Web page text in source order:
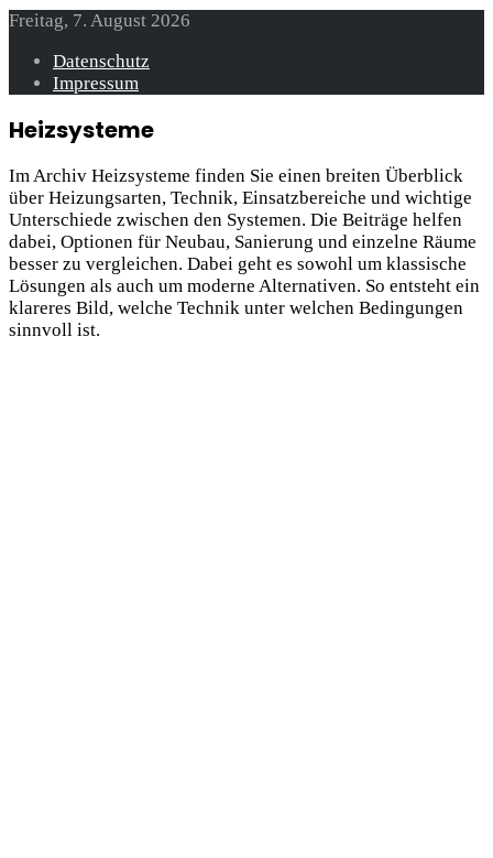
Freitag, 7. August 2026
Datenschutz
Impressum
Heizsysteme
Im Archiv Heizsysteme finden Sie einen breiten Überblick
über Heizungsarten, Technik, Einsatzbereiche und wichtige
Unterschiede zwischen den Systemen. Die Beiträge helfen
dabei, Optionen für Neubau, Sanierung und einzelne Räume
besser zu vergleichen. Dabei geht es sowohl um klassische
Lösungen als auch um moderne Alternativen. So entsteht ein
klareres Bild, welche Technik unter welchen Bedingungen
sinnvoll ist.